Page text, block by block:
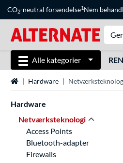
CO2-neutral forsendelse1Nem
Alle kategorier
StartsideHardware
Hardware
Netværksteknologi
Access Points
Bluetooth-adapter
Firewalls